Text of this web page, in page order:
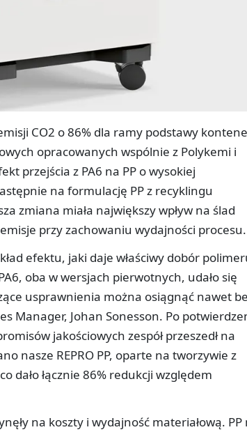
CO2 o 86% dla ramy podstawy
opracowanych wspólnie z Polykemi i
przejścia z PA6 na PP o wysokiej
na formulację PP z recyklingu
zmiana miała największy wpływ na ślad
przy zachowaniu wydajności procesu.
efektu, jaki daje właściwy dobór
oba w wersjach pierwotnych, udało się
usprawnienia można osiągnąć nawet
Manager, Johan Sonesson. Po
jakościowych zespół przeszedł na
nasze REPRO PP, oparte na tworzywie z
dało łącznie 86% redukcji względem
na koszty i wydajność materiałową. PP